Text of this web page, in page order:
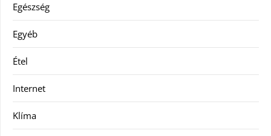
Egészség
Egyéb
Étel
Internet
Klíma